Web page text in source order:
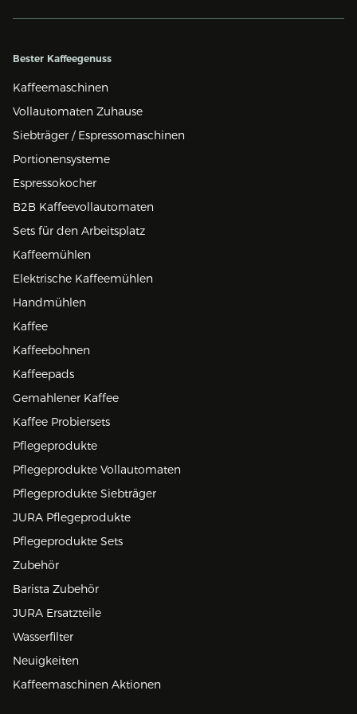
Bester Kaffeegenuss
Kaffeemaschinen
Vollautomaten Zuhause
Siebträger / Espressomaschinen
Portionensysteme
Espressokocher
B2B Kaffeevollautomaten
Sets für den Arbeitsplatz
Kaffeemühlen
Elektrische Kaffeemühlen
Handmühlen
Kaffee
Kaffeebohnen
Kaffeepads
Gemahlener Kaffee
Kaffee Probiersets
Pflegeprodukte
Pflegeprodukte Vollautomaten
Pflegeprodukte Siebträger
JURA Pflegeprodukte
Pflegeprodukte Sets
Zubehör
Barista Zubehör
JURA Ersatzteile
Wasserfilter
Neuigkeiten
Kaffeemaschinen Aktionen